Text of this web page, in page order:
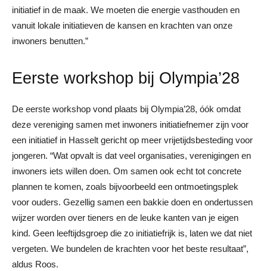
initiatief in de maak. We moeten die energie vasthouden en
vanuit lokale initiatieven de kansen en krachten van onze
inwoners benutten.”
Eerste workshop bij Olympia’28
De eerste workshop vond plaats bij Olympia’28, óók omdat
deze vereniging samen met inwoners initiatiefnemer zijn voor
een initiatief in Hasselt gericht op meer vrijetijdsbesteding voor
jongeren. “Wat opvalt is dat veel organisaties, verenigingen en
inwoners iets willen doen. Om samen ook echt tot concrete
plannen te komen, zoals bijvoorbeeld een ontmoetingsplek
voor ouders. Gezellig samen een bakkie doen en ondertussen
wijzer worden over tieners en de leuke kanten van je eigen
kind. Geen leeftijdsgroep die zo initiatiefrijk is, laten we dat niet
vergeten. We bundelen de krachten voor het beste resultaat”,
aldus Roos.